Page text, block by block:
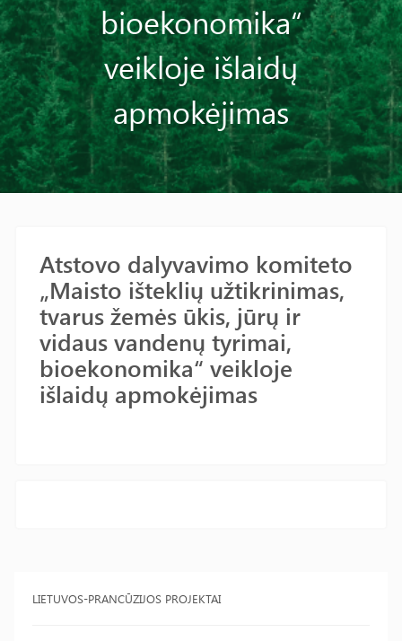
bioekonomika“
veikloje išlaidų
apmokėjimas
LIETUVOS-PRANCŪZIJOS PROJEKTAI
Atstovo dalyvavimo komiteto
„Maisto išteklių užtikrinimas,
tvarus žemės ūkis, jūrų ir
vidaus vandenų tyrimai,
bioekonomika“ veikloje
išlaidų apmokėjimas